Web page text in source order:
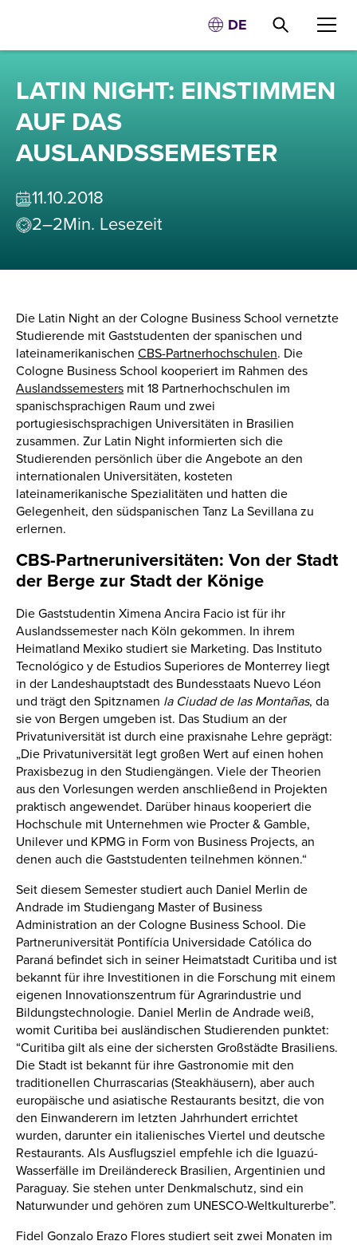
DE
LATIN NIGHT: EINSTIMMEN
AUF DAS
AUSLANDSSEMESTER
11.10.2018
2–2Min. Lesezeit
Die Latin Night an der Cologne Business School vernetzte
Studierende mit Gaststudenten der spanischen und
lateinamerikanischen CBS-Partnerhochschulen. Die
Cologne Business School kooperiert im Rahmen des
Auslandssemesters mit 18 Partnerhochschulen im
spanischsprachigen Raum und zwei
portugiesischsprachigen Universitäten in Brasilien
zusammen. Zur Latin Night informierten sich die
Studierenden persönlich über die Angebote an den
internationalen Universitäten, kosteten
lateinamerikanische Spezialitäten und hatten die
Gelegenheit, den südspanischen Tanz La Sevillana zu
erlernen.
CBS-Partneruniversitäten: Von der Stadt
der Berge zur Stadt der Könige
Die Gaststudentin Ximena Ancira Facio ist für ihr
Auslandssemester nach Köln gekommen. In ihrem
Heimatland Mexiko studiert sie Marketing. Das Instituto
Tecnológico y de Estudios Superiores de Monterrey liegt
in der Landeshauptstadt des Bundesstaats Nuevo Léon
und trägt den Spitznamen la Ciudad de las Montañas, da
sie von Bergen umgeben ist. Das Studium an der
Privatuniversität ist durch eine praxisnahe Lehre geprägt:
„Die Privatuniversität legt großen Wert auf einen hohen
Praxisbezug in den Studiengängen. Viele der Theorien
aus den Vorlesungen werden anschließend in Projekten
praktisch angewendet. Darüber hinaus kooperiert die
Hochschule mit Unternehmen wie Procter & Gamble,
Unilever und KPMG in Form von Business Projects, an
denen auch die Gaststudenten teilnehmen können.“
Seit diesem Semester studiert auch Daniel Merlin de
Andrade im Studiengang Master of Business
Administration an der Cologne Business School. Die
Partneruniversität Pontifícia Universidade Católica do
Paraná befindet sich in seiner Heimatstadt Curitiba und ist
bekannt für ihre Investitionen in die Forschung mit einem
eigenen Innovationszentrum für Agrarindustrie und
Bildungstechnologie. Daniel Merlin de Andrade weiß,
womit Curitiba bei ausländischen Studierenden punktet:
“Curitiba gilt als eine der sichersten Großstädte Brasiliens.
Die Stadt ist bekannt für ihre Gastronomie mit den
traditionellen Churrascarias (Steakhäusern), aber auch
europäische und asiatische Restaurants besitzt, die von
den Einwanderern im letzten Jahrhundert errichtet
wurden, darunter ein italienisches Viertel und deutsche
Restaurants. Als Ausflugsziel empfehle ich die Iguazú-
Wasserfälle im Dreiländereck Brasilien, Argentinien und
Paraguay. Sie stehen unter Denkmalschutz, sind ein
Naturwunder und gehören zum UNESCO-Weltkulturerbe”.
Fidel Gonzalo Erazo Flores studiert seit zwei Monaten im